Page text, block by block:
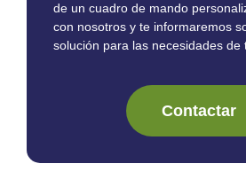
de un cuadro de mando
con nosotros y te informaremos
solución para las necesidades de
Contactar